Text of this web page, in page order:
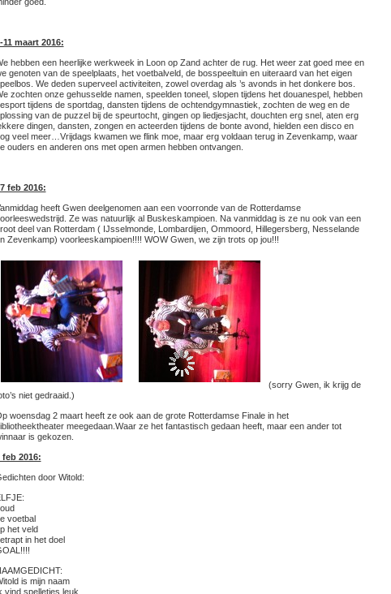
11 maart 2016:
hebben een heerlijke werkweek in Loon op Zand achter de rug. Het weer zat goed mee en
genoten van de speelplaats, het voetbalveld, de bosspeeltuin en uiteraard van het eigen
We deden superveel activiteiten, zowel overdag als ’s avonds in het donkere bos.
zochten onze gehusselde namen, speelden toneel, slopen tijdens het douanespel, hebben
tijdens de sportdag, dansten tijdens de ochtendgymnastiek, zochten de weg en de
van de puzzel bij de speurtocht, gingen op liedjesjacht, douchten erg snel, aten erg
dingen, dansten, zongen en acteerden tijdens de bonte avond, hielden een disco en
veel meer…Vrijdags kwamen we flink moe, maar erg voldaan terug in Zevenkamp, waar
ouders en anderen ons met open armen hebben ontvangen.
feb 2016:
heeft Gwen deelgenomen aan een voorronde van de Rotterdamse
Ze was natuurlijk al Buskeskampioen. Na vanmiddag is ze nu ook van een
deel van Rotterdam ( IJsselmonde, Lombardijen, Ommoord, Hillegersberg, Nesselande
Zevenkamp) voorleeskampioen!!!! WOW Gwen, we zijn trots op jou!!!
(sorry Gwen, ik krijg de
niet gedraaid.)
woensdag 2 maart heeft ze ook aan de grote Rotterdamse Finale in het
meegedaan.Waar ze het fantastisch gedaan heeft, maar een ander tot
is gekozen.
feb 2016:
door Witold:
voetbal
het veld
in het doel
is mijn naam
vind spelletjes leuk